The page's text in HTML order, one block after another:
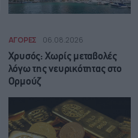
ΑΓΟΡΕΣ 06.08.2026
Χρυσός: Χωρίς μεταβολές
λόγω της νευρικότητας στο
Ορμούζ